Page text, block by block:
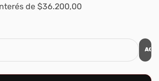
de $36.200,00
Diario Vivir NTV - Imitacion Piel Cafe